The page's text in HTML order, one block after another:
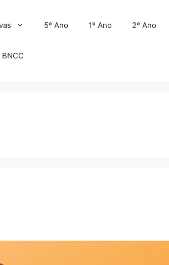
5º Ano 1º Ano 2º Ano
BNCC